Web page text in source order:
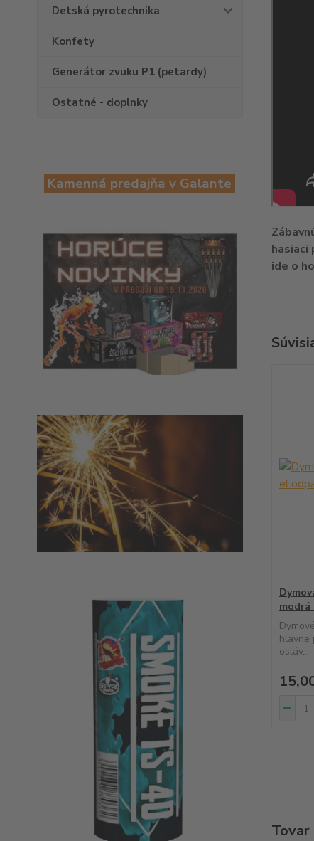
Detská pyrotechnika
Konfety
Generátor zvuku P1 (petardy)
Ostatné - doplnky
Kamenná predajňa v Galante
hasiaci
ide o
modrá
hlavne
osláv...
Tovar